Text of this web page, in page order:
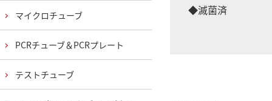
◆滅菌済
マイクロチューブ
PCRチューブ＆PCRプレート
テストチューブ